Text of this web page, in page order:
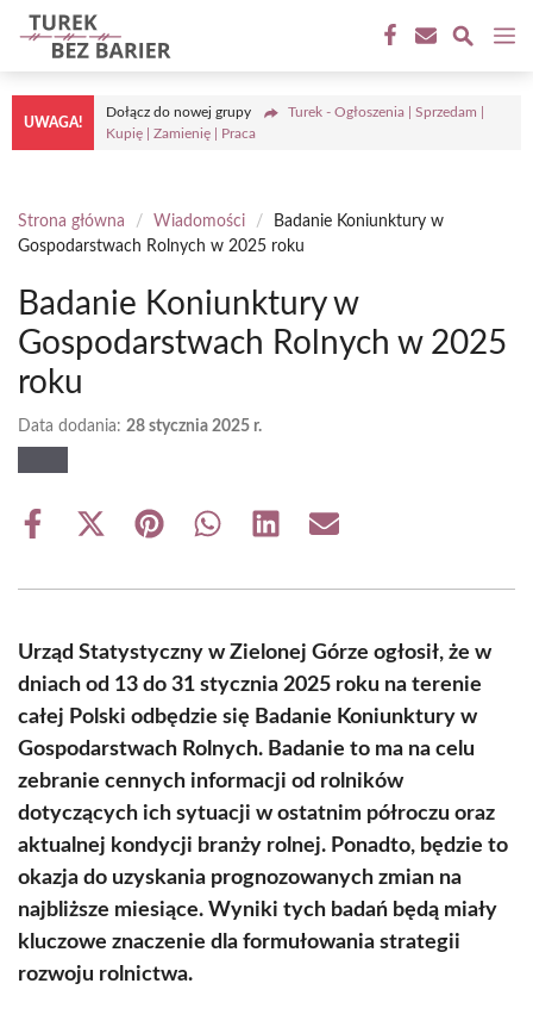
Przejdź
do
treści
UWAGA!
Dołącz do nowej grupy
Turek - Ogłoszenia | Sprzedam |
Kupię | Zamienię | Praca
Strona główna / Wiadomości /
Badanie Koniunktury w
Gospodarstwach Rolnych w 2025 roku
Badanie Koniunktury w
Gospodarstwach Rolnych w 2025
roku
Data dodania: 28 stycznia 2025 r.
Share
Share
(Twitter)
Share Share Share Share
Urząd Statystyczny w Zielonej Górze ogłosił, że w
dniach od 13 do 31 stycznia 2025 roku na terenie
całej Polski odbędzie się Badanie Koniunktury w
Gospodarstwach Rolnych. Badanie to ma na celu
zebranie cennych informacji od rolników
dotyczących ich sytuacji w ostatnim półroczu oraz
aktualnej kondycji branży rolnej. Ponadto, będzie to
okazja do uzyskania prognozowanych zmian na
najbliższe miesiące. Wyniki tych badań będą miały
kluczowe znaczenie dla formułowania strategii
rozwoju rolnictwa.